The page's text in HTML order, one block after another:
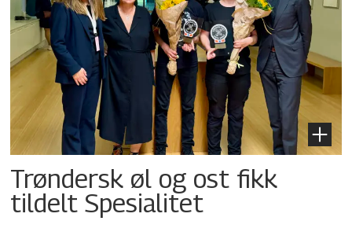
Trøndersk øl og ost fikk
tildelt Spesialitet